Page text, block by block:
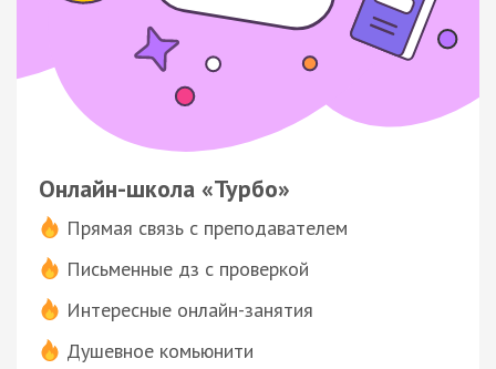
Онлайн-школа «Турбо»
Прямая связь с преподавателем
Письменные дз с проверкой
Интересные онлайн-занятия
Душевное комьюнити